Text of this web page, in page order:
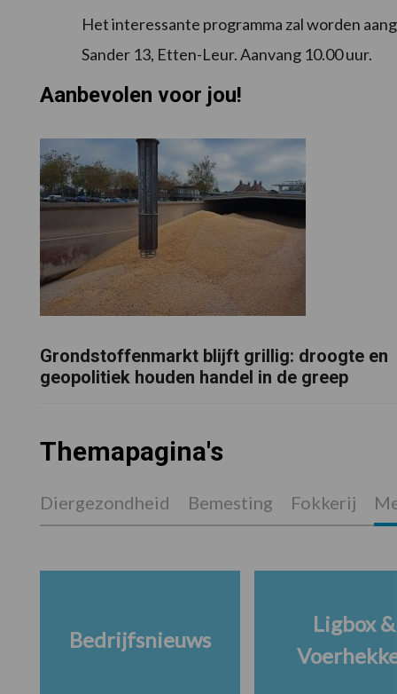
Het interessante programma zal worden
Sander 13, Etten-Leur. Aanvang 10.00 uur.
Aanbevolen voor jou!
Grondstoffenmarkt blijft grillig: droogte en
geopolitiek houden handel in de greep
Themapagina's
Diergezondheid Bemesting Fokkerij
Bedrijfsnieuws
Ligbox &